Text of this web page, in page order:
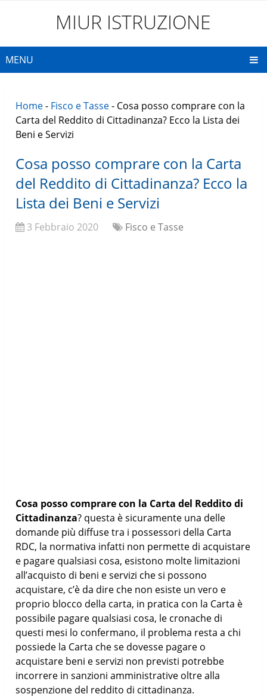
MIUR ISTRUZIONE
MENU
Home- Fisco e Tasse- Cosa posso comprare con la
Carta del Reddito di Cittadinanza? Ecco la Lista dei
Beni e Servizi
Cosa posso comprare con la Carta
del Reddito di Cittadinanza? Ecco la
Lista dei Beni e Servizi
3 Febbraio 2020 Fisco e Tasse
Cosa posso comprare con la Carta del Reddito di
Cittadinanza? questa è sicuramente una delle
domande più diffuse tra i possessori della Carta
RDC, la normativa infatti non permette di acquistare
e pagare qualsiasi cosa, esistono molte limitazioni
all’acquisto di beni e servizi che si possono
acquistare, c’è da dire che non esiste un vero e
proprio blocco della carta, in pratica con la Carta è
possibile pagare qualsiasi cosa, le cronache di
questi mesi lo confermano, il problema resta a chi
possiede la Carta che se dovesse pagare o
acquistare beni e servizi non previsti potrebbe
incorrere in sanzioni amministrative oltre alla
sospenzione del reddito di cittadinanza.